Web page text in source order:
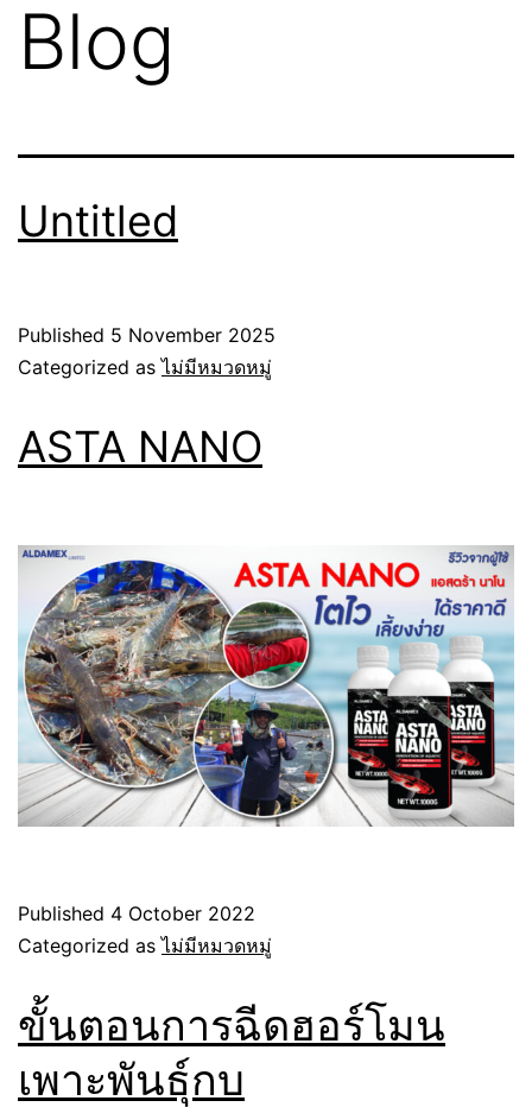
Blog
Untitled
Published 5 November 2025
Categorized asไม่มีหมวดหมู่
ASTA NANO
Published 4 October 2022
Categorized asไม่มีหมวดหมู่
ขั้นตอนการฉีดฮอร์โมน
เพาะพันธุ์กบ